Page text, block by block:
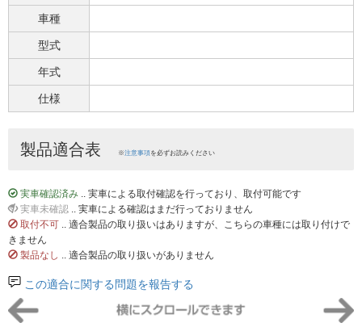
車種
型式
年式
仕様
製品適合表 ※注意事項を必ずお読みください
実車確認済み .. 実車による取付確認を行っており、取付可能です
実車未確認 .. 実車による確認はまだ行っておりません
取付不可 .. 適合製品の取り扱いはありますが、こちらの車種には取り付けで
きません
製品なし .. 適合製品の取り扱いがありません
この適合に関する問題を報告する